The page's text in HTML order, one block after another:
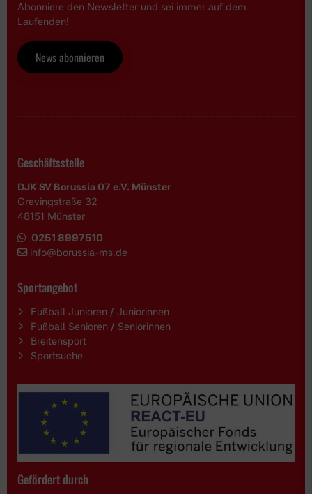
Abonniere den Newsletter und sei immer auf dem
Laufenden!
News abonnieren
Geschäftsstelle
DJK SV Borussia 07 e.V. Münster
Grevingstraße 32
48151 Münster
0251 8997510
info@borussia-ms.de
Sportangebot
Fußball Junioren / Juniorinnen
Fußball Senioren / Seniorinnen
Breitensport
Sportsuche
Gefördert durch